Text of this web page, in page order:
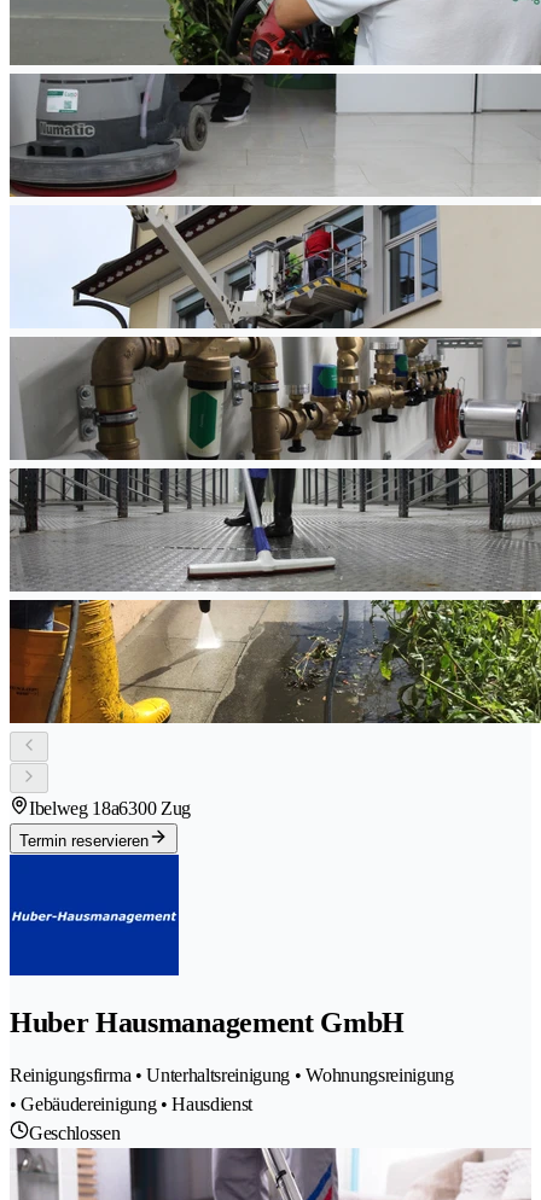
Ibelweg 18a6300 Zug
Termin reservieren
Huber Hausmanagement GmbH
Reinigungsfirma • Unterhaltsreinigung • Wohnungsreinigung
• Gebäudereinigung • Hausdienst
Geschlossen